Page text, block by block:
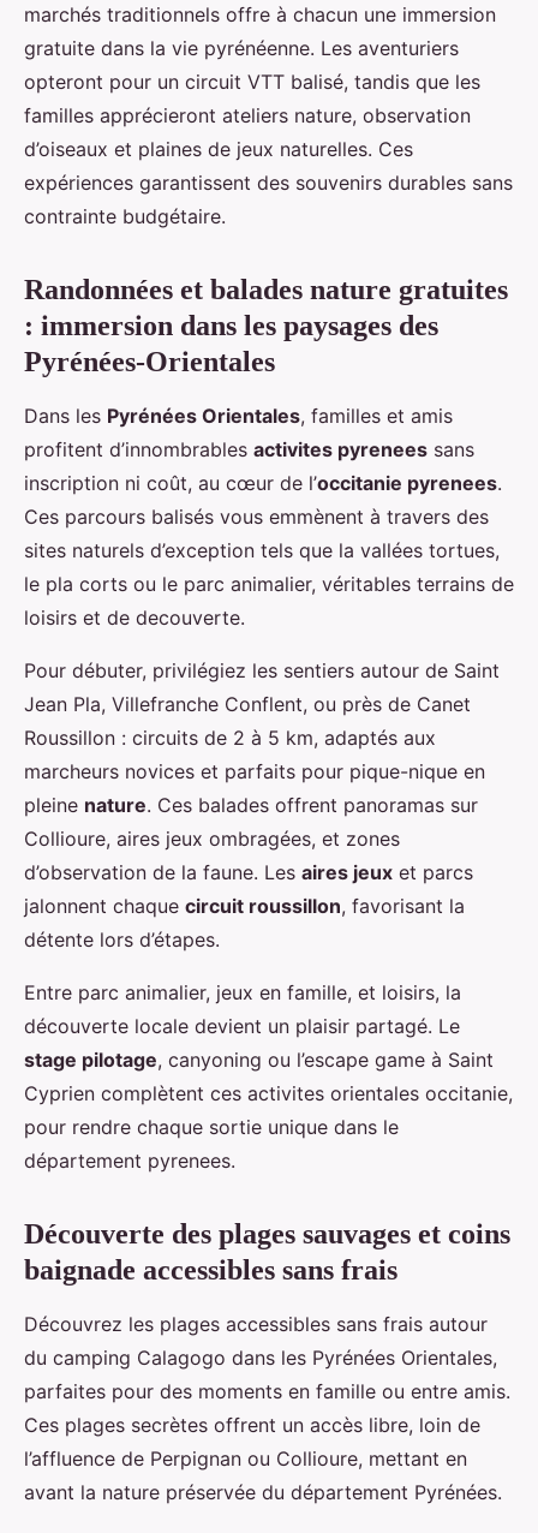
marchés traditionnels offre à chacun une immersion
gratuite dans la vie pyrénéenne. Les aventuriers
opteront pour un circuit VTT balisé, tandis que les
familles apprécieront ateliers nature, observation
d’oiseaux et plaines de jeux naturelles. Ces
expériences garantissent des souvenirs durables sans
contrainte budgétaire.
Randonnées et balades nature gratuites
: immersion dans les paysages des
Pyrénées-Orientales
Dans les Pyrénées Orientales, familles et amis
profitent d’innombrables activites pyrenees sans
inscription ni coût, au cœur de l’occitanie pyrenees.
Ces parcours balisés vous emmènent à travers des
sites naturels d’exception tels que la vallées tortues,
le pla corts ou le parc animalier, véritables terrains de
loisirs et de decouverte.
Pour débuter, privilégiez les sentiers autour de Saint
Jean Pla, Villefranche Conflent, ou près de Canet
Roussillon : circuits de 2 à 5 km, adaptés aux
marcheurs novices et parfaits pour pique-nique en
pleine nature. Ces balades offrent panoramas sur
Collioure, aires jeux ombragées, et zones
d’observation de la faune. Les aires jeux et parcs
jalonnent chaque circuit roussillon, favorisant la
détente lors d’étapes.
Entre parc animalier, jeux en famille, et loisirs, la
découverte locale devient un plaisir partagé. Le
stage pilotage, canyoning ou l’escape game à Saint
Cyprien complètent ces activites orientales occitanie,
pour rendre chaque sortie unique dans le
département pyrenees.
Découverte des plages sauvages et coins
baignade accessibles sans frais
Découvrez les plages accessibles sans frais autour
du camping Calagogo dans les Pyrénées Orientales,
parfaites pour des moments en famille ou entre amis.
Ces plages secrètes offrent un accès libre, loin de
l’affluence de Perpignan ou Collioure, mettant en
avant la nature préservée du département Pyrénées.